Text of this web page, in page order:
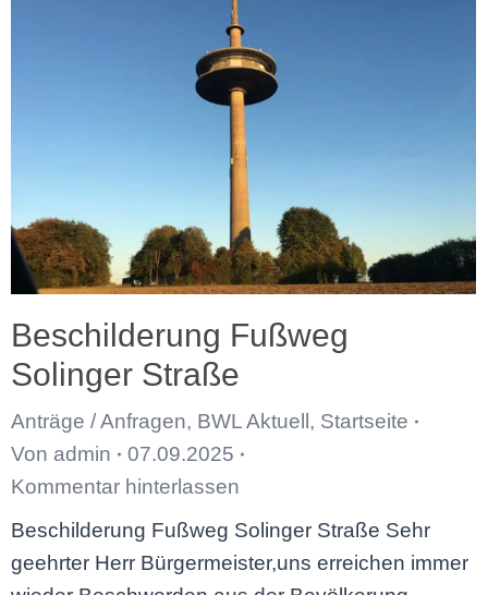
Beschilderung Fußweg
Solinger Straße
Anträge / Anfragen, BWL Aktuell , Startseite
Von admin
07.09.2025
Kommentar hinterlassen
Beschilderung Fußweg Solinger Straße Sehr
geehrter Herr Bürgermeister,uns erreichen immer